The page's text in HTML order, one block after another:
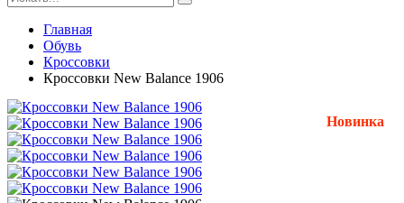
Главная
Обувь
Кроссовки
Кроссовки New Balance 1906
Новинка